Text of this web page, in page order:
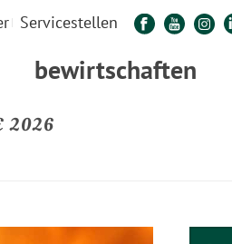
Servicestellen
bewirtschaften
2026